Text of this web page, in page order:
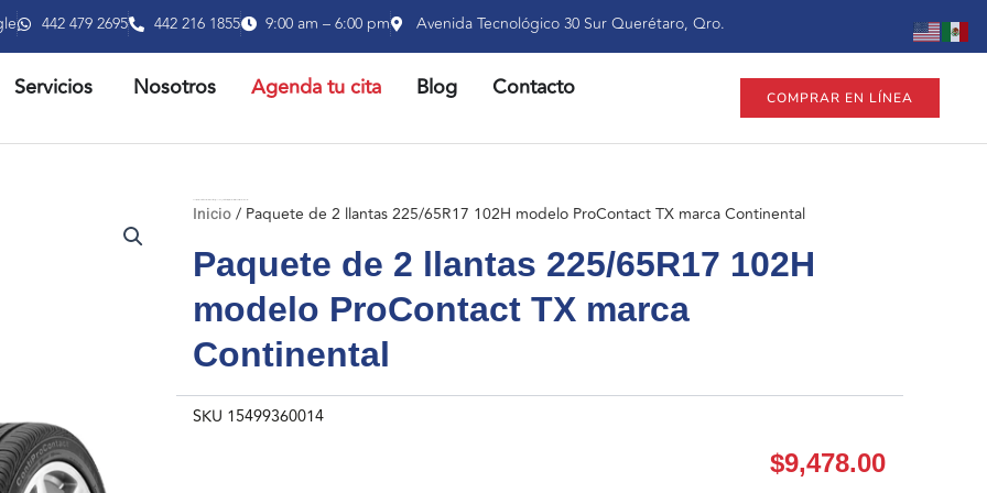
442 479 2695 442 216 1855 9:00 am – 6:00 pm Avenida Tecnológico 30 Sur Querétaro, Qro.
PRODUCTOS
Servicios ABRIR SERVICIOS
Nosotros Agenda tu cita Blog Contacto COMPRAR EN LÍNEA
Inicio/ Paquete de 2 llantas 225/65R17 102H modelo ProContact TX marca Continental
Paquete de 2 llantas 225/65R17 102H
modelo ProContact TX marca
Continental
SKU 15499360014
$9,478.00